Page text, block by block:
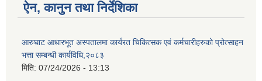
ऐन, कानुन तथा निर्देशिका
आरुघाट आधारभूत अस्पतालमा कार्यरत चिकित्सक एवं कर्मचारीहरुको प्रोत्साहन
भत्ता सम्बन्धी कार्यविधि,२०८३
मिति: 07/24/2026 - 13:13